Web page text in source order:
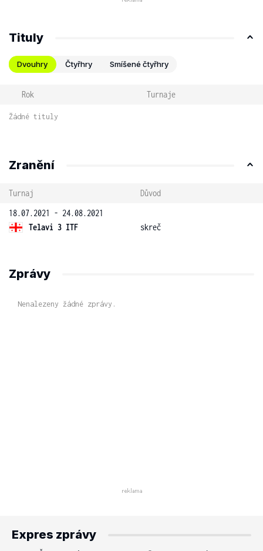
Tituly
Dvouhry Čtyřhry Smíšené čtyřhry
Rok Turnaje
Žádné tituly
Zranění
Turnaj
Důvod
18.07.2021 - 24.08.2021
Telavi 3 ITF
skreč
Zprávy
Nenalezeny žádné zprávy.
Expres zprávy